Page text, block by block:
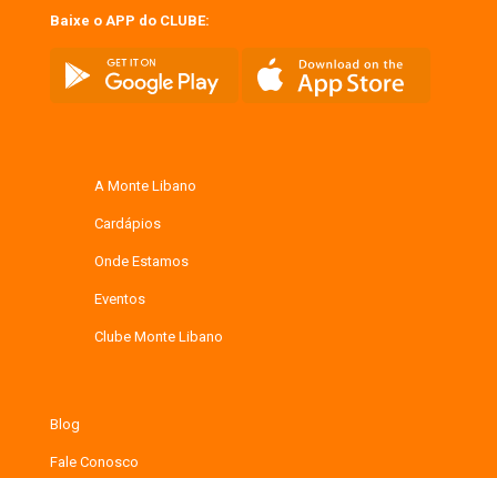
Baixe o APP do CLUBE:
A Monte Libano
Cardápios
Onde Estamos
Eventos
Clube Monte Libano
Blog
Fale Conosco